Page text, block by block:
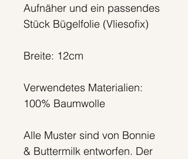
Aufnäher und ein passendes
Stück Bügelfolie (Vliesofix)
Breite: 12cm
Verwendetes Materialien:
100% Baumwolle
Alle Muster sind von Bonnie
& Buttermilk entworfen. Der